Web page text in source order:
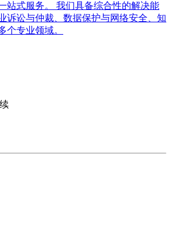
站式服务。 我们具备综合性的解决能
诉讼与仲裁、数据保护与网络安全、知
个专业领域。